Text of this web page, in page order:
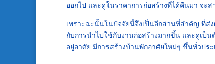
ออกไป และดูในราคาการก่อสร้างที่ได้คืนมา จะ
เพราะฉะนั้นในปัจจัยนี้จึงเป็นอีกส่วนที่สำคัญ ที่ส่
กับการนำไปใช้กับงานก่อสร้างมากขึ้น และดูเป็
อยู่อาศัย มีการสร้างบ้านพักอาศัยใหม่ๆ ขึ้นทั่วประ